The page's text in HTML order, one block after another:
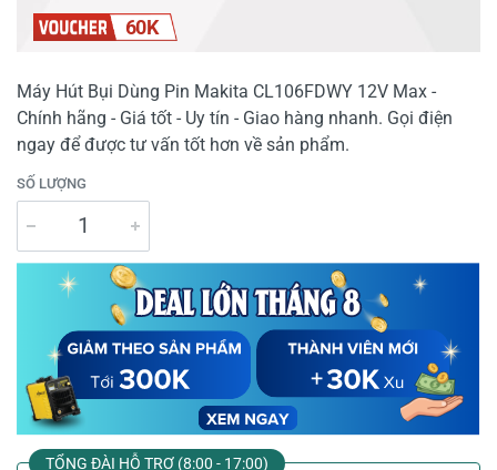
60K
Máy Hút Bụi Dùng Pin Makita CL106FDWY 12V Max -
Chính hãng - Giá tốt - Uy tín - Giao hàng nhanh. Gọi điện
ngay để được tư vấn tốt hơn về sản phẩm.
SỐ LƯỢNG
TỔNG ĐÀI HỖ TRỢ (8:00 - 17:00)